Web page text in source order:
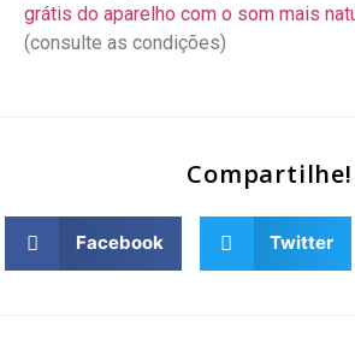
grátis do aparelho com o som mais
(consulte as condições)
Compartilhe!
Facebook Twitter